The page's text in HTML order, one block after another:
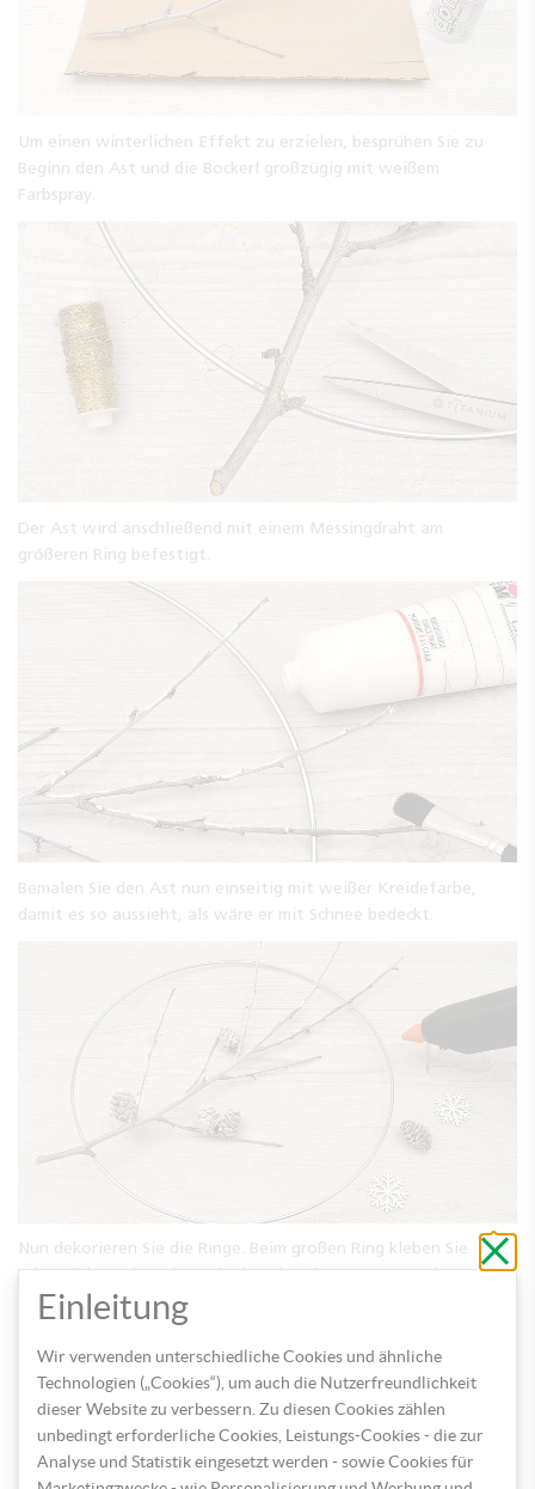
Um einen winterlichen Effekt zu erzielen, besprühen Sie zu
Beginn den Ast und die Bockerl großzügig mit weißem
Farbspray.
Der Ast wird anschließend mit einem Messingdraht am
größeren Ring befestigt.
Bemalen Sie den Ast nun einseitig mit weißer Kreidefarbe,
damit es so aussieht, als wäre er mit Schnee bedeckt.
Nun dekorieren Sie die Ringe. Beim großen Ring kleben Sie
winterliche Deko wie Bockerl, Holz-Schneesterne und
Weihnachtskugeln mit Heißkleber am Ast fest. Der kleine Ring
wird mit Deko-Rehen und einem Stern in der Mitte verziert.
Diesen binden Sie mit einem Nylonfaden oben am Ring
fest. Zum Schluss werden noch weißen Federn mit Heißkleber
am Ring fixiert.
ohne
zu
Einleitung
Wir verwenden unterschiedliche Cookies und ähnliche
Technologien („Cookies“), um auch die Nutzerfreundlichkeit
dieser Website zu verbessern. Zu diesen Cookies zählen
unbedingt erforderliche Cookies, Leistungs-Cookies - die zur
Analyse und Statistik eingesetzt werden - sowie Cookies für